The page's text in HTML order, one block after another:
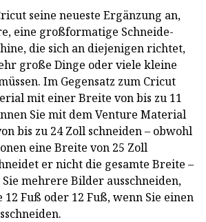
seine neueste Ergänzung an,
eine großformatige Schneide-
die sich an diejenigen richtet,
große Dinge oder viele kleine
Im Gegensatz zum Cricut
mit einer Breite von bis zu 11
Sie mit dem Venture Material
bis zu 24 Zoll schneiden – obwohl
eine Breite von 25 Zoll
er nicht die gesamte Breite –
mehrere Bilder ausschneiden,
Fuß oder 12 Fuß, wenn Sie einen